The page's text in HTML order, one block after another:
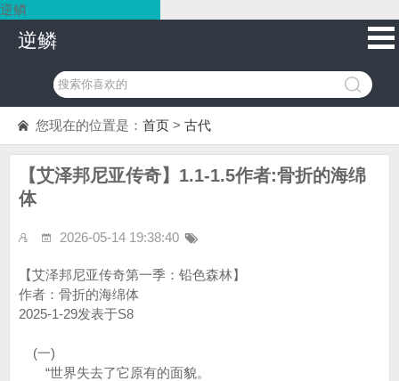
逆鳞
逆鳞
您现在的位置是： 首页 > 古代
【艾泽邦尼亚传奇】1.1-1.5作者:骨折的海绵
体
2026-05-14 19:38:40
【艾泽邦尼亚传奇第一季：铅色森林】
作者：骨折的海绵体
2025-1-29发表于S8
(一)
“世界失去了它原有的面貌。